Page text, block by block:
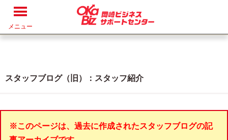
メニュー
スタッフブログ（旧）：スタッフ紹介
※このページは、過去に作成されたスタッフブログの記